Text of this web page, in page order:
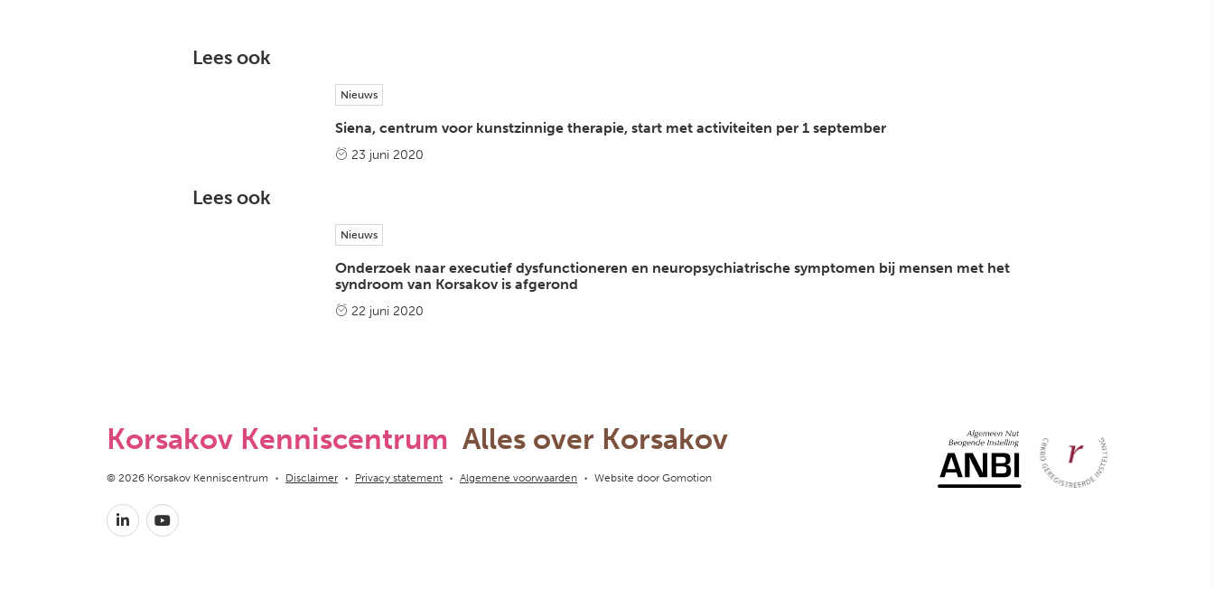
Lees ook
Nieuws
Siena, centrum voor kunstzinnige therapie, start met activiteiten per 1 september
23 juni 2020
Lees ook
Nieuws
Onderzoek naar executief dysfunctioneren en neuropsychiatrische symptomen bij mensen met het
syndroom van Korsakov is afgerond
22 juni 2020
Korsakov Kenniscentrum Alles over Korsakov
Copyright navigation
© 2026 Korsakov Kenniscentrum Disclaimer Privacy statement Algemene voorwaarden Website door Gomotion